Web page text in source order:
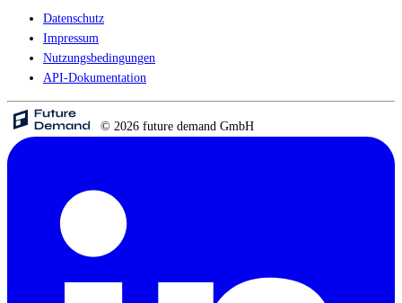
Datenschutz
Impressum
Nutzungsbedingungen
API-Dokumentation
© 2026 future demand GmbH